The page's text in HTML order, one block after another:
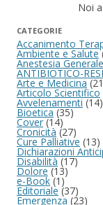
Noi
CATEGORIE
Accanimento
Ambiente e Salute
Anestesia Generale
ANTIBIOTICO-
Arte e Medicina
Articolo Scientifico
Avvelenamenti(14)
Bioetica(35)
Cover(14)
Cronicità (27)
Cure Palliative (13)
Dichiarazioni
Disabilità(17)
Dolore(13)
e-Book(1)
Editoriale (37)
Emergenza (23)